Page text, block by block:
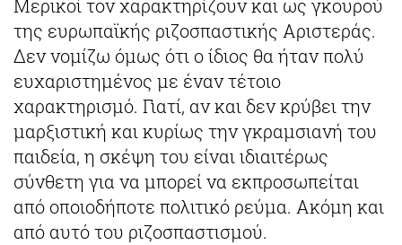
Μερικοί τον χαρακτηρίζουν και ως γκουρού
της ευρωπαϊκής ριζοσπαστικής Αριστεράς.
Δεν νομίζω όμως ότι ο ίδιος θα ήταν πολύ
ευχαριστημένος με έναν τέτοιο
χαρακτηρισμό. Γιατί, αν και δεν κρύβει την
μαρξιστική και κυρίως την γκραμσιανή του
παιδεία, η σκέψη του είναι ιδιαιτέρως
σύνθετη για να μπορεί να εκπροσωπείται
από οποιοδήποτε πολιτικό ρεύμα. Ακόμη και
από αυτό του ριζοσπαστισμού.